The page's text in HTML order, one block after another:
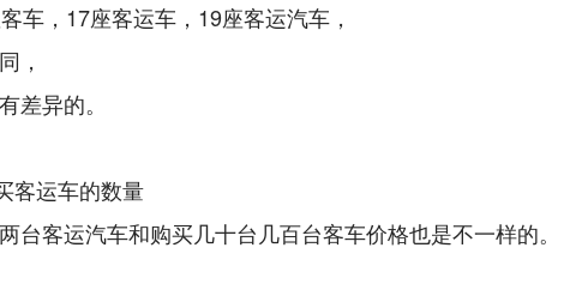
车，17座客运车，19座客运汽车，
，
差异的。
客运车的数量
台客运汽车和购买几十台几百台客车价格也是不一样的。